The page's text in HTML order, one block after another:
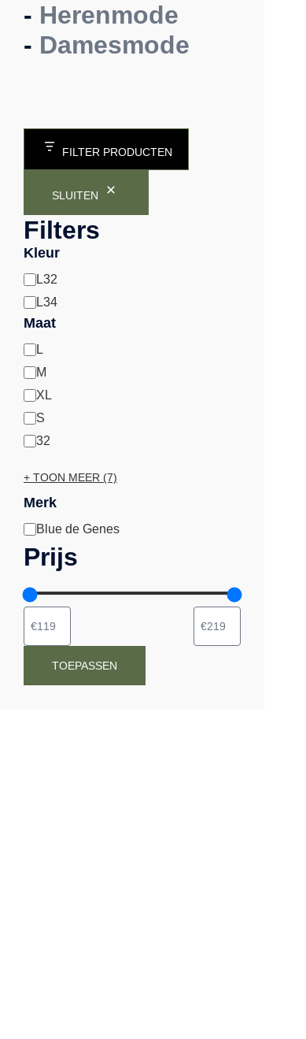
- Herenmode
- Damesmode
FILTER PRODUCTEN
SLUITEN
Filters
Kleur
Lengtemaat
L32
L34
Maat
Maat
L
M
XL
S
32
+ TOON MEER (7)
Merk
Merk
Blue de Genes
Prijs
TOEPASSEN